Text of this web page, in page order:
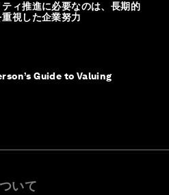
ィ推進に必要なのは、長期的
視した企業努力
Guide to Valuing
いて